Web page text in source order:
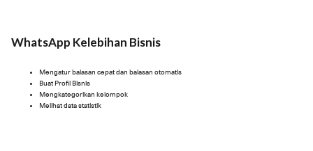
WhatsApp Kelebihan Bisnis
Mengatur balasan cepat dan balasan otomatis
Buat Profil Bisnis
Mengkategorikan kelompok
Melihat data statistik